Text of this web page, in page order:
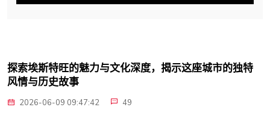
探索埃斯特旺的魅力与文化深度，揭示这座城市的独特
风情与历史故事
2026-06-09 09:47:42
49